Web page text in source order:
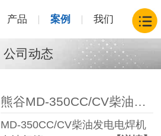
产品 案例 我们
公司动态
熊谷MD-350CC/CV柴油发电电焊机 管道建设新力量
MD-350CC/CV柴油发电电焊机